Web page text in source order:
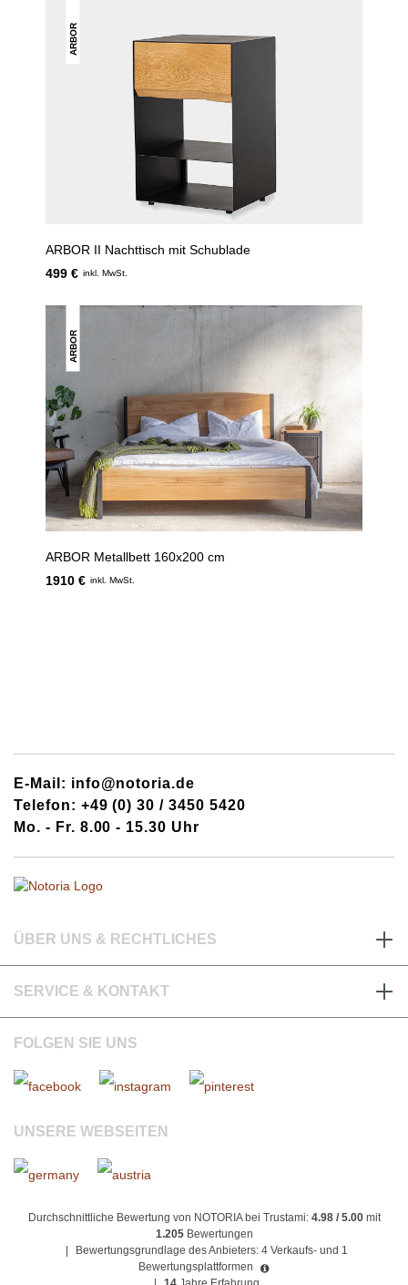
ARBOR
ARBOR II Nachttisch mit Schublade
499 € inkl. MwSt.
ARBOR
ARBOR Metallbett 160x200 cm
1910 € inkl. MwSt.
E-Mail: info@notoria.de
Telefon: +49 (0) 30 / 3450 5420
Mo. - Fr. 8.00 - 15.30 Uhr
ÜBER UNS & RECHTLICHES
SERVICE & KONTAKT
FOLGEN SIE UNS
UNSERE WEBSEITEN
Durchschnittliche Bewertung von NOTORIA bei Trustami: 4.98 / 5.00mit
1.205 Bewertungen
Bewertungsgrundlage des Anbieters: 4 Verkaufs- und 1
Bewertungsplattformen